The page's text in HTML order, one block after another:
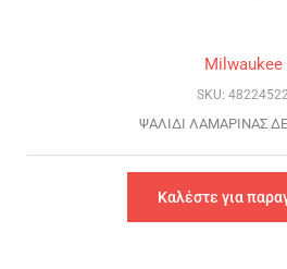
Milwaukee
SKU:
ΨΑΛΙΔΙ ΛΑΜΑΡΙΝΑΣ
Καλέστε για